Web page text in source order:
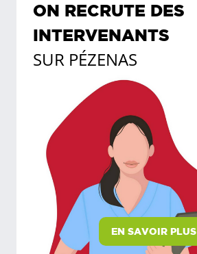
ON RECRUTE DES
INTERVENANTS
SUR PÉZENAS
EN SAVOIR PLUS